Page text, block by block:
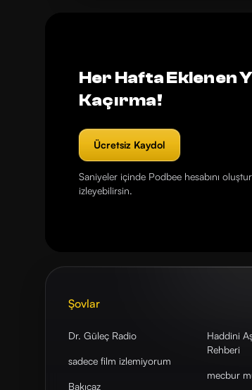
Her Hafta Eklenen
Kaçırma!
Ücretsiz Kaydol
Saniyeler içinde Podbee hesabını
izleyebilirsin.
Şovlar
Dr. Güleç Radio
sadece film izlemiyorum
Bakıcaz
Haddini
Rehberi
mecbur